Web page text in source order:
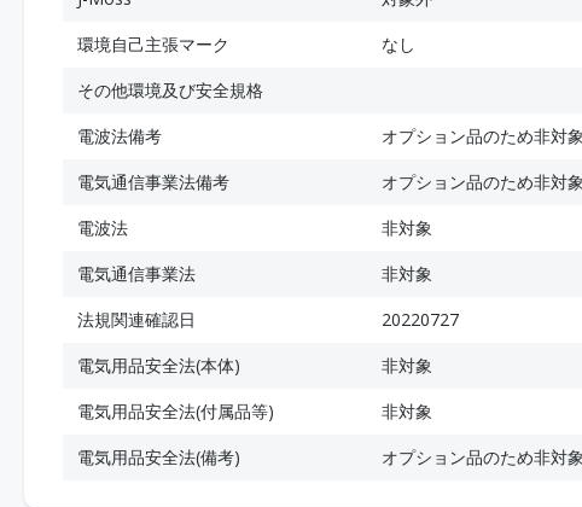
環境自己主張マーク
なし
その他環境及び安全規格
電波法備考
オプション品のため非対象
電気通信事業法備考
オプション品のため非対象
電波法
非対象
電気通信事業法
非対象
法規関連確認日
20220727
電気用品安全法(本体)
非対象
電気用品安全法(付属品等)
非対象
電気用品安全法(備考)
オプション品のため非対象